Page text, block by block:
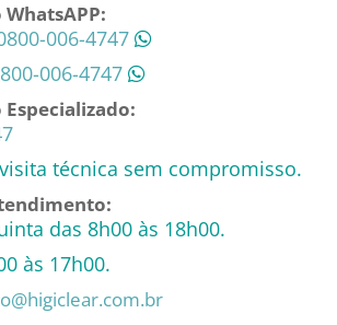
006-4747
006-4747
técnica sem compromisso.
das 8h00 às 18h00.
às 17h00.